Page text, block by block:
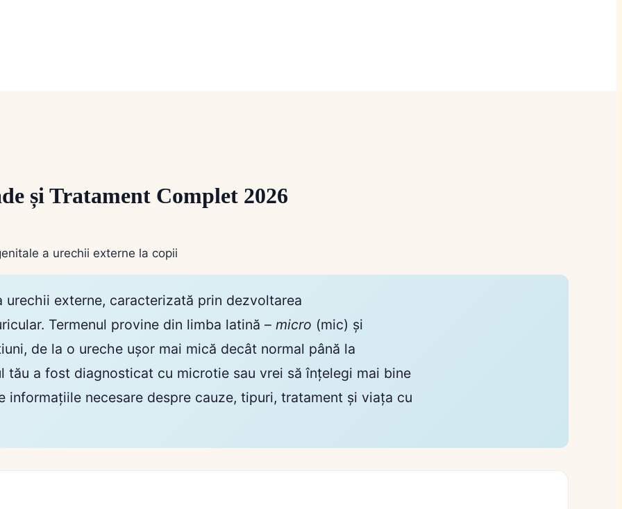
și Tratament Complet 2026
externe, caracterizată prin dezvoltarea
Termenul provine din limba latină – micro (mic) și
de la o ureche ușor mai mică decât normal până la
tău a fost diagnosticat cu microtie sau vrei să înțelegi mai bine
necesare despre cauze, tipuri, tratament și viața cu